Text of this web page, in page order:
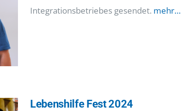
Integrationsbetriebes gesendet. mehr…
Lebenshilfe Fest 2024